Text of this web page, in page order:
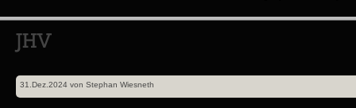
31.Dez.2024 von Stephan Wiesneth